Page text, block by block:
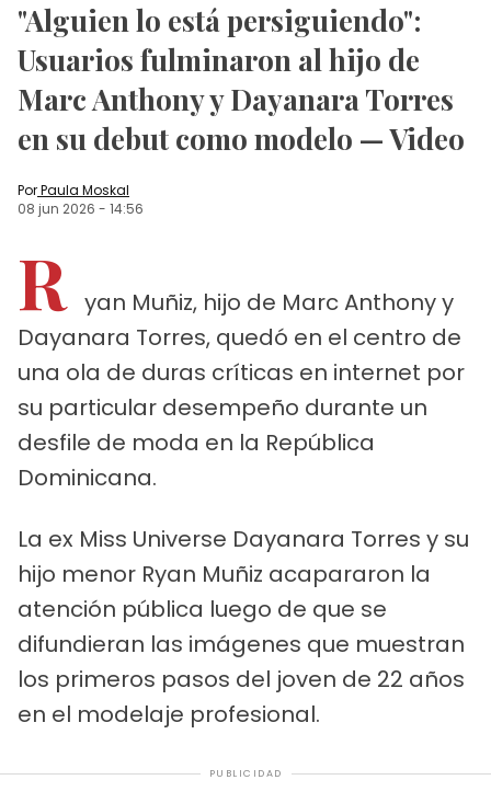
"Alguien lo está persiguiendo":
Usuarios fulminaron al hijo de
Marc Anthony y Dayanara Torres
en su debut como modelo — Video
PorPaula Moskal
08 jun 2026 - 14:56
R yan Muñiz, hijo de Marc Anthony y
Dayanara Torres, quedó en el centro de
una ola de duras críticas en internet por
su particular desempeño durante un
desfile de moda en la República
Dominicana.
La ex Miss Universe Dayanara Torres y su
hijo menor Ryan Muñiz acapararon la
atención pública luego de que se
difundieran las imágenes que muestran
los primeros pasos del joven de 22 años
en el modelaje profesional.
PUBLICIDAD